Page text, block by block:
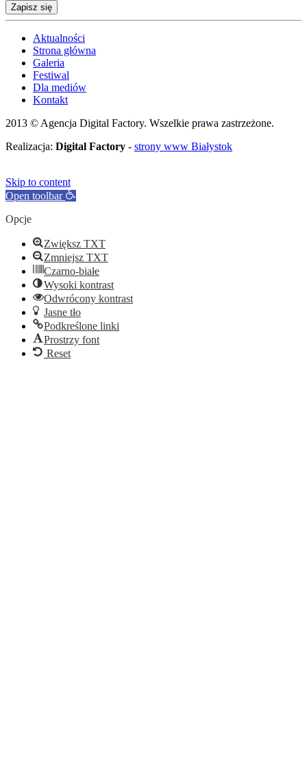
Aktualności
Strona główna
Galeria
Festiwal
Dla mediów
Kontakt
2013 © Agencja Digital Factory. Wszelkie prawa zastrzeżone.
Realizacja: Digital Factory - strony www Białystok
Skip to content
Open toolbar
Opcje
Zwiększ TXT
Zmniejsz TXT
Czarno-białe
Wysoki kontrast
Odwrócony kontrast
Jasne tło
Podkreślone linki
Prostrzy font
Reset